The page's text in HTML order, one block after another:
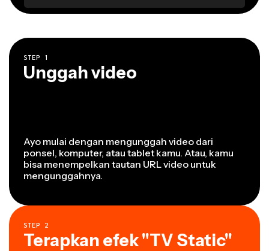
STEP 1
Unggah video
Ayo mulai dengan mengunggah video dari
ponsel, komputer, atau tablet kamu. Atau, kamu
bisa menempelkan tautan URL video untuk
mengunggahnya.
STEP 2
Terapkan efek "TV Static"